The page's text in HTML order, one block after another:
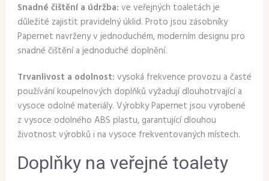
Snadné čištění a údržba: ve veřejných toaletách je
důležité zajistit pravidelný úklid. Proto jsou zásobníky
Papernet navrženy v jednoduchém, moderním designu pro
snadné čištění a jednoduché doplnění.
Trvanlivost a odolnost: vysoká frekvence provozu a časté
používání koupelnových doplňků vyžadují dlouhotrvající a
vysoce odolné materiály. Výrobky Papernet jsou vyrobené
z vysoce odolného ABS plastu, garantující dlouhou
životnost výrobků i na vysoce frekventovaných místech.
Doplňky na veřejné toalety